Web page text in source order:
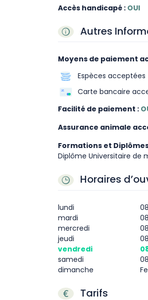
Accès handicapé : OUI
Autres
Moyens de paiement
Espèces acceptées
Carte bancaire
Facilité de paiement :
Assurance animale
Formations et
Diplôme Universitaire de
Horaires
lundi
mardi
mercredi
jeudi
vendredi
samedi
dimanche
Tarifs